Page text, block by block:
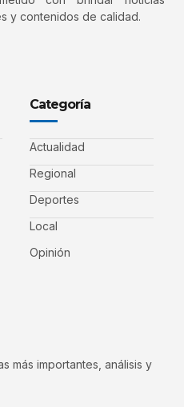
y contenidos de calidad.
Categoría
Actualidad
Regional
Deportes
Local
Opinión
más importantes, análisis y